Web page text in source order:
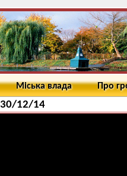
Міська влада Про
30/12/14